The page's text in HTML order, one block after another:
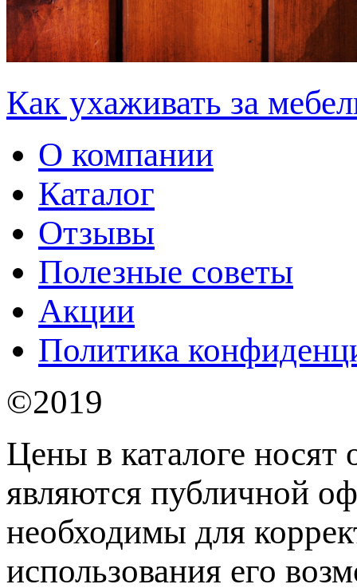
Как ухаживать за
О компании
Каталог
Отзывы
Полезные советы
Акции
Политика
©2019
Цены в каталоге носят
являются публичной
необходимы для
использования его